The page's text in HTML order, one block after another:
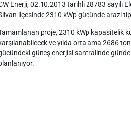
Enerji, 02.10.2013 tarihli 28783 sayılı
ilçesinde 2310 kWp gücünde arazi
proje, 2310 kWp kapasitelik
karşılanabilecek ve yılda ortalama 2686 ton
güneş enerjisi santralinde